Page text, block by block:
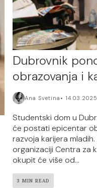
Dubrovnik
obrazovanja i
Ana Svetina 14.03.2025.
Studentski dom u
će postati epicentar
razvoja karijera
organizaciji Centra za
okupit će više od...
3 MIN READ